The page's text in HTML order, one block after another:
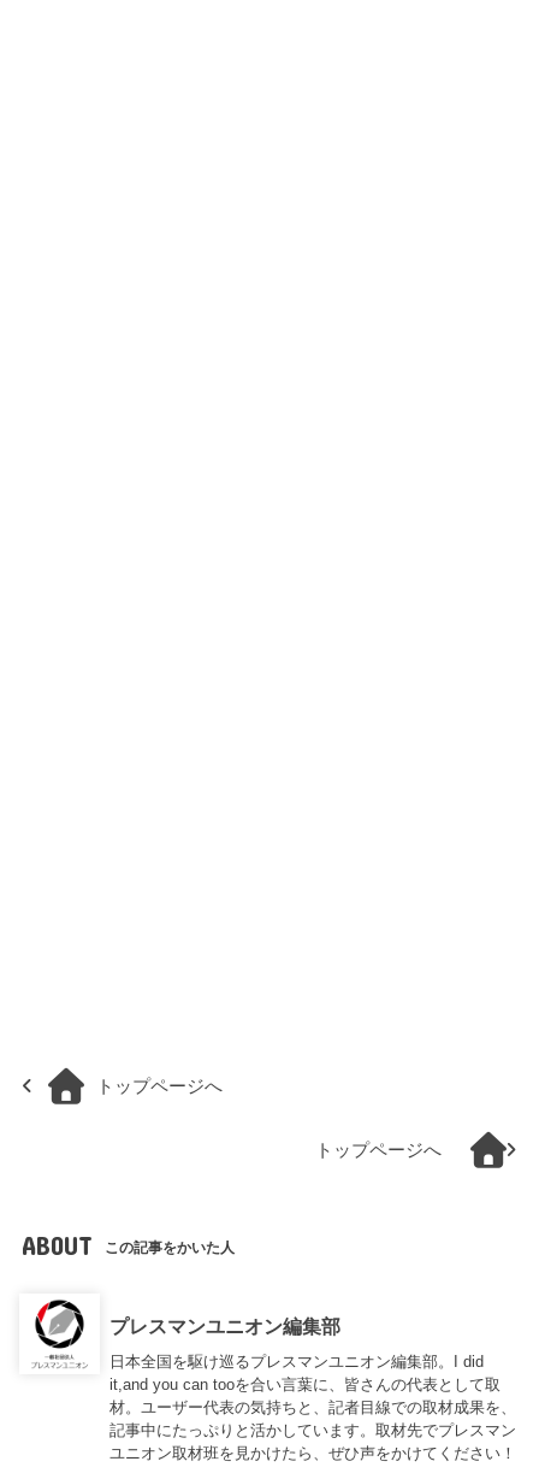
トップページへ
トップページへ
ABOUT この記事をかいた人
プレスマンユニオン編集部
日本全国を駆け巡るプレスマンユニオン編集部。I did
it,and you can tooを合い言葉に、皆さんの代表として取
材。ユーザー代表の気持ちと、記者目線での取材成果を、
記事中にたっぷりと活かしています。取材先でプレスマン
ユニオン取材班を見かけたら、ぜひ声をかけてください！